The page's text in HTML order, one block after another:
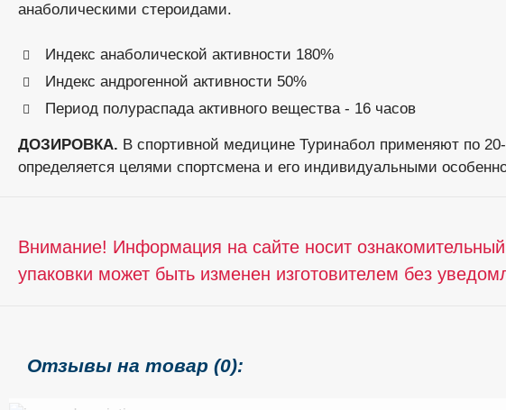
анаболическими стероидами.
Индекс анаболической активности 180%
Индекс андрогенной активности 50%
Период полураспада активного вещества - 16 часов
ДОЗИРОВКА. В спортивной медицине Туринабол применяют по
определяется целями спортсмена и его индивидуальными
Внимание! Информация на сайте носит
упаковки может быть изменен изготовителем без
Отзывы на товар (0):